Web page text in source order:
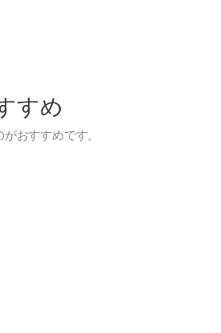
すめ
おすすめです。